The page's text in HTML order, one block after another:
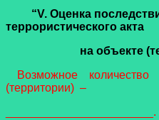
“V. Оценка
террористического акта
на объекте
Возможное количество
(территории) –
_______________________.